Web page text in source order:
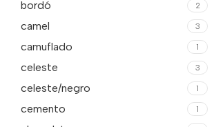
bordó 2
camel 3
camuflado 1
celeste 3
celeste/negro 1
cemento 1